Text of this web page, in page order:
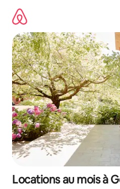
directement
contenu
Locations au mois à